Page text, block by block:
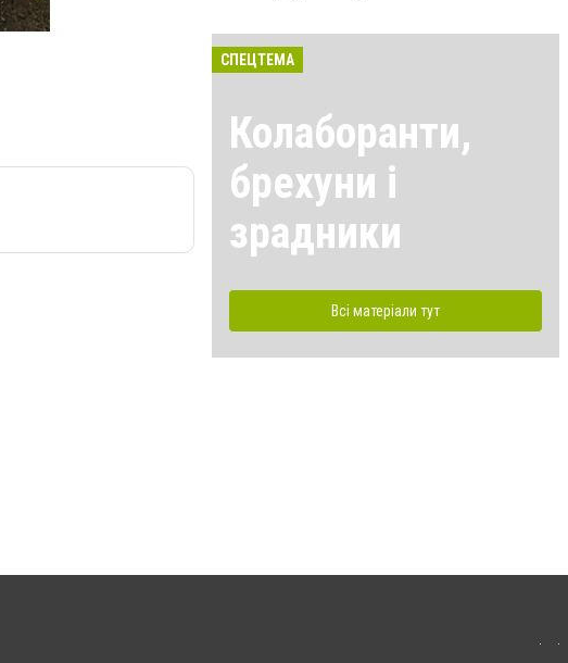
СПЕЦТЕМА
Колаборанти,
брехуни і
зрадники
Всі матеріали тут